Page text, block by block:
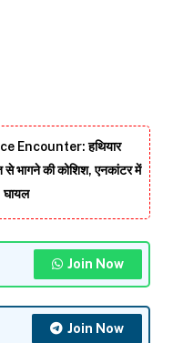
Encounter: हथियार
से भागने की कोशिश, एनकांटर में
घायल
Join Now
Join Now